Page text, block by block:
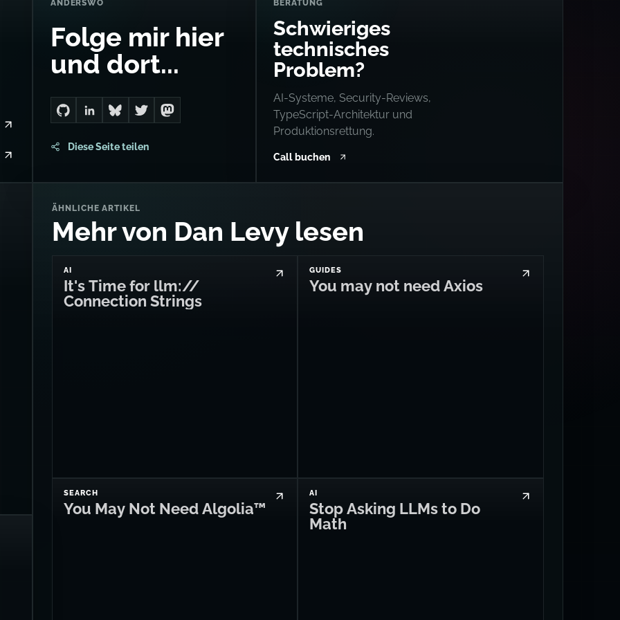
ANDERSWO
Folge mir hier
und dort...
Go to Dan's GitHub
Connect with me on LinkedIn
Follow me on Bluesky
Follow me on Twitter
Follow me on Mastodon
Diese Seite teilen
BERATUNG
Schwieriges
technisches
Problem?
AI-Systeme, Security-Reviews,
TypeScript-Architektur und
Produktionsrettung.
Call buchen
ÄHNLICHE ARTIKEL
Mehr von Dan Levy lesen
AI
It's Time for llm://
Connection Strings
GUIDES
You may not need Axios
SEARCH
You May Not Need Algolia™
AI
Stop Asking LLMs to Do
Math